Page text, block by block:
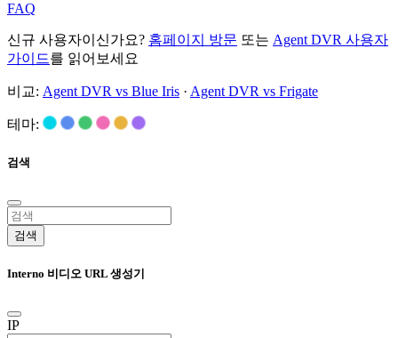
FAQ
신규 사용자이신가요? 홈페이지 방문 또는 Agent DVR 사용자
가이드를 읽어보세요
비교: Agent DVR vs Blue Iris · Agent DVR vs Frigate
테마:
검색
검색
Interno 비디오 URL 생성기
IP